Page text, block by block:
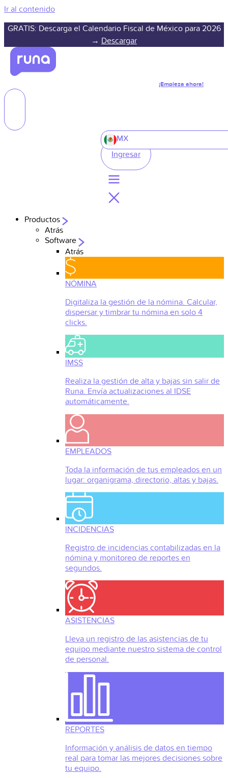
Ir al contenido
GRATIS: Descarga el Calendario Fiscal de México para 2026
→ Descargar
¡Empieza ahora!
MX
Ingresar
Productos
Atrás
Software
Atrás
NÓMINA
Digitaliza la gestión de la nómina. Calcular,
dispersar y timbrar tu nómina en solo 4
clicks.
IMSS
Realiza la gestión de alta y bajas sin salir de
Runa. Envía actualizaciones al IDSE
automáticamente.
EMPLEADOS
Toda la información de tus empleados en un
lugar: organigrama, directorio, altas y bajas.
INCIDENCIAS
Registro de incidencias contabilizadas en la
nómina y monitoreo de reportes en
segundos.
ASISTENCIAS
Lleva un registro de las asistencias de tu
equipo mediante nuestro sistema de control
de personal.
REPORTES
Información y análisis de datos en tiempo
real para tomar las mejores decisiones sobre
tu equipo.